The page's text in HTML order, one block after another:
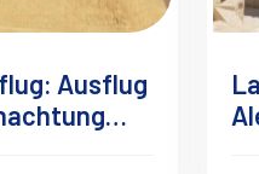
Ausflug